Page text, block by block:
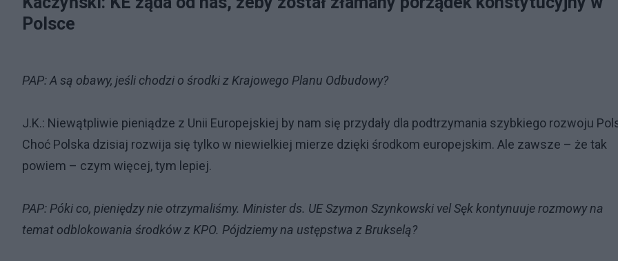
Polsce
PAP: A są obawy, jeśli chodzi o środki z Krajowego Planu Odbudowy?
J.K.: Niewątpliwie pieniądze z Unii Europejskiej by nam się przydały dla podtrzymania szybkiego rozwoju
Choć Polska dzisiaj rozwija się tylko w niewielkiej mierze dzięki środkom europejskim. Ale zawsze – że tak
powiem – czym więcej, tym lepiej.
PAP: Póki co, pieniędzy nie otrzymaliśmy. Minister ds. UE Szymon Szynkowski vel Sęk kontynuuje rozmowy na
temat odblokowania środków z KPO. Pójdziemy na ustępstwa z Brukselą?